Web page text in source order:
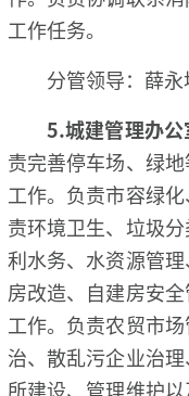
工作任务。
分管领导：薛
5.城建管理办公
责完善停车场、绿
工作。负责市容绿
责环境卫生、垃圾
利水务、水资源管
房改造、自建房安
工作。负责农贸市
治、散乱污企业治
所建设、管理维护